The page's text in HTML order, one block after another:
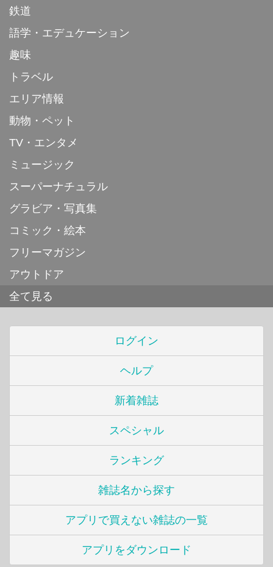
鉄道
語学・エデュケーション
趣味
トラベル
エリア情報
動物・ペット
TV・エンタメ
ミュージック
スーパーナチュラル
グラビア・写真集
コミック・絵本
フリーマガジン
アウトドア
全て見る
ログイン
ヘルプ
新着雑誌
スペシャル
ランキング
雑誌名から探す
アプリで買えない雑誌の一覧
アプリをダウンロード